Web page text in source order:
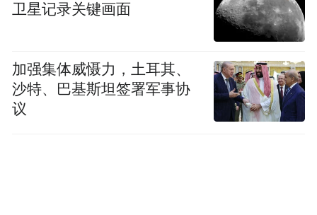
卫星记录关键画面
加强集体威慑力，土耳其、
沙特、巴基斯坦签署军事协
议